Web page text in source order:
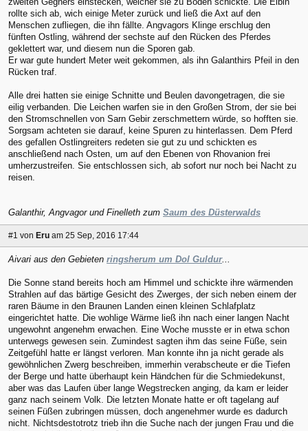
rollte sich ab, wich einige Meter zurück und ließ die Axt auf den
Menschen zufliegen, die ihn fällte. Angvagors Klinge erschlug den
fünften Ostling, während der sechste auf den Rücken des Pferdes
geklettert war, und diesem nun die Sporen gab.
Er war gute hundert Meter weit gekommen, als ihn Galanthirs Pfeil in den
Rücken traf.
Alle drei hatten sie einige Schnitte und Beulen davongetragen, die sie
eilig verbanden. Die Leichen warfen sie in den Großen Strom, der sie bei
den Stromschnellen von Sarn Gebir zerschmettern würde, so hofften sie.
Sorgsam achteten sie darauf, keine Spuren zu hinterlassen. Dem Pferd
des gefallen Ostlingreiters redeten sie gut zu und schickten es
anschließend nach Osten, um auf den Ebenen von Rhovanion frei
umherzustreifen. Sie entschlossen sich, ab sofort nur noch bei Nacht zu
reisen.
Galanthir, Angvagor und Finelleth zum Saum des Düsterwalds
#1 von Eru am 25 Sep, 2016 17:44
Aivari aus den Gebieten ringsherum um Dol Guldur...
Die Sonne stand bereits hoch am Himmel und schickte ihre wärmenden
Strahlen auf das bärtige Gesicht des Zwerges, der sich neben einem der
raren Bäume in den Braunen Landen einen kleinen Schlafplatz
eingerichtet hatte. Die wohlige Wärme ließ ihn nach einer langen Nacht
ungewohnt angenehm erwachen. Eine Woche musste er in etwa schon
unterwegs gewesen sein. Zumindest sagten ihm das seine Füße, sein
Zeitgefühl hatte er längst verloren. Man konnte ihn ja nicht gerade als
gewöhnlichen Zwerg beschreiben, immerhin verabscheute er die Tiefen
der Berge und hatte überhaupt kein Händchen für die Schmiedekunst,
aber was das Laufen über lange Wegstrecken anging, da kam er leider
ganz nach seinem Volk. Die letzten Monate hatte er oft tagelang auf
seinen Füßen zubringen müssen, doch angenehmer wurde es dadurch
nicht. Nichtsdestotrotz trieb ihn die Suche nach der jungen Frau und die